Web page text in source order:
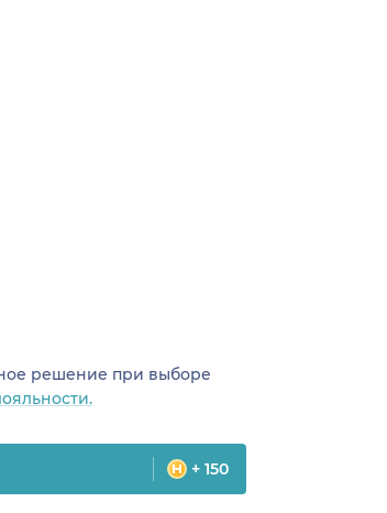
решение при выборе
+ 150